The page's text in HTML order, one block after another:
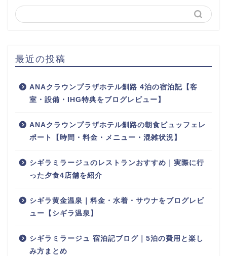
最近の投稿
ANAクラウンプラザホテル釧路 4泊の宿泊記【客
室・設備・IHG特典をブログレビュー】
ANAクラウンプラザホテル釧路の朝食ビュッフェレ
ポート【時間・料金・メニュー・混雑状況】
シギラミラージュのレストランおすすめ｜実際に行
った夕食4店舗を紹介
シギラ黄金温泉｜料金・水着・サウナをブログレビ
ュー【シギラ温泉】
シギラミラージュ 宿泊記ブログ｜5泊の費用と楽し
み方まとめ